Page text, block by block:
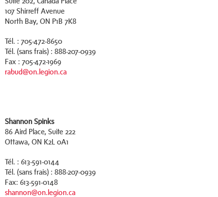
107 Shirreff Avenue
North Bay, ON P1B 7K8
Tél. : 705-472-8650
Tél. (sans frais) : 888-207-0939
Fax : 705-472-1969
rabud@on.legion.ca
Shannon Spinks
86 Aird Place, Suite 222
Ottawa, ON K2L 0A1
Tél. : 613-591-0144
Tél. (sans frais) : 888-207-0939
Fax: 613-591-0148
shannon@on.legion.ca